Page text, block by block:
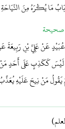
بَابُ مَا يُكْرَهُ مِنَ النِّيَاحَةِ
صحيحة
عَنْ عَلِيِّ بْنِ رَبِيعَةَ
لَيْسَ كَكَذِبٍ عَلَى أَحَدٍ
يَقُولُ مَنْ نِيحَ عَلَيْهِ